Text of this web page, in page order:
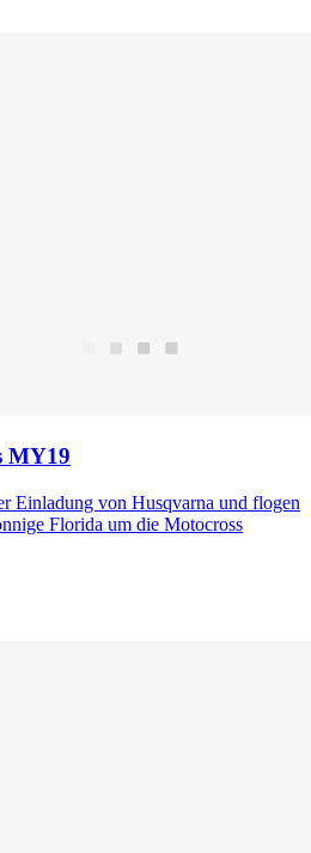
MY19
Einladung von Husqvarna und flogen
Florida um die Motocross